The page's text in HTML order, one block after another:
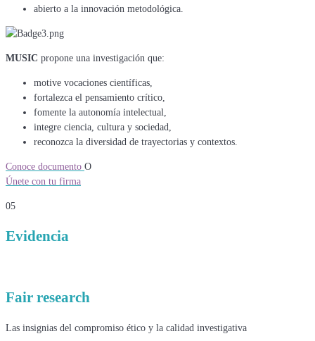
abierto a la innovación metodológica.
MUSIC propone una investigación que:
motive vocaciones científicas,
fortalezca el pensamiento crítico,
fomente la autonomía intelectual,
integre ciencia, cultura y sociedad,
reconozca la diversidad de trayectorias y contextos.
Conoce documento O
Únete con tu firma
05
Evidencia
Fair research
Las insignias del compromiso ético y la calidad investigativa